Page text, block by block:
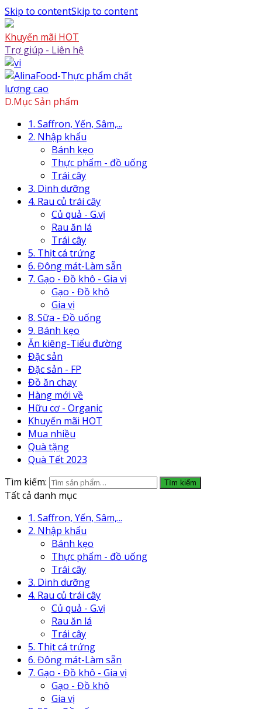
Skip to contentSkip to content
Khuyến mãi HOT
Trợ giúp - Liên hệ
D.Mục Sản phẩm
1. Saffron, Yến, Sâm,...
2. Nhập khẩu
Bánh kẹo
Thực phẩm - đồ uống
Trái cây
3. Dinh dưỡng
4. Rau củ trái cây
Củ quả - G.vị
Rau ăn lá
Trái cây
5. Thịt cá trứng
6. Đông mát-Làm sẵn
7. Gạo - Đồ khô - Gia vị
Gạo - Đồ khô
Gia vị
8. Sữa - Đồ uống
9. Bánh kẹo
Ăn kiêng-Tiểu đường
Đặc sản
Đặc sản - FP
Đồ ăn chay
Hàng mới về
Hữu cơ - Organic
Khuyến mãi HOT
Mua nhiều
Quà tặng
Quà Tết 2023
Tìm kiếm:
Tìm kiếm
Tất cả danh mục
1. Saffron, Yến, Sâm,...
2. Nhập khẩu
Bánh kẹo
Thực phẩm - đồ uống
Trái cây
3. Dinh dưỡng
4. Rau củ trái cây
Củ quả - G.vị
Rau ăn lá
Trái cây
5. Thịt cá trứng
6. Đông mát-Làm sẵn
7. Gạo - Đồ khô - Gia vị
Gạo - Đồ khô
Gia vị